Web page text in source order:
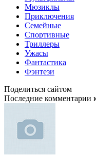
Мюзиклы
Приключения
Семейные
Спортивные
Триллеры
Ужасы
Фантастика
Фэнтези
Поделиться сайтом
Последние комментарии